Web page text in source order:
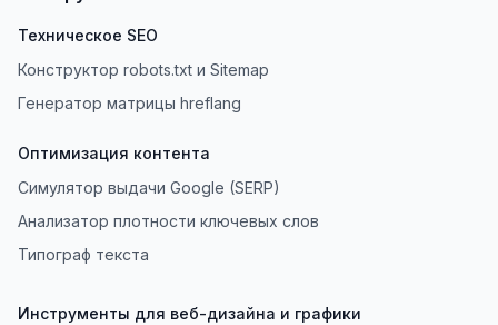
Техническое SEO
Конструктор robots.txt и Sitemap
Генератор матрицы hreflang
Оптимизация контента
Симулятор выдачи Google (SERP)
Анализатор плотности ключевых слов
Типограф текста
Инструменты для веб-дизайна и графики